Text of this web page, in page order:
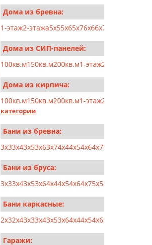
Дома из бревна:
1-этаж2-этажа5x55x65x76x66x7
Дома из СИП-панелей:
100кв.м150кв.м200кв.м1-этаж2-этажа
Дома из кирпича:
100кв.м150кв.м200кв.м1-этаж2-этажа
категории
Бани из бревна:
3x33x43x53x63x74x44x54x64x75x5
Бани из бруса:
3x33x43x53x64x44x54x64x75x55x6
Бани каркасные:
2x32x43x33x43x53x64x44x54x65x5
Гаражи: